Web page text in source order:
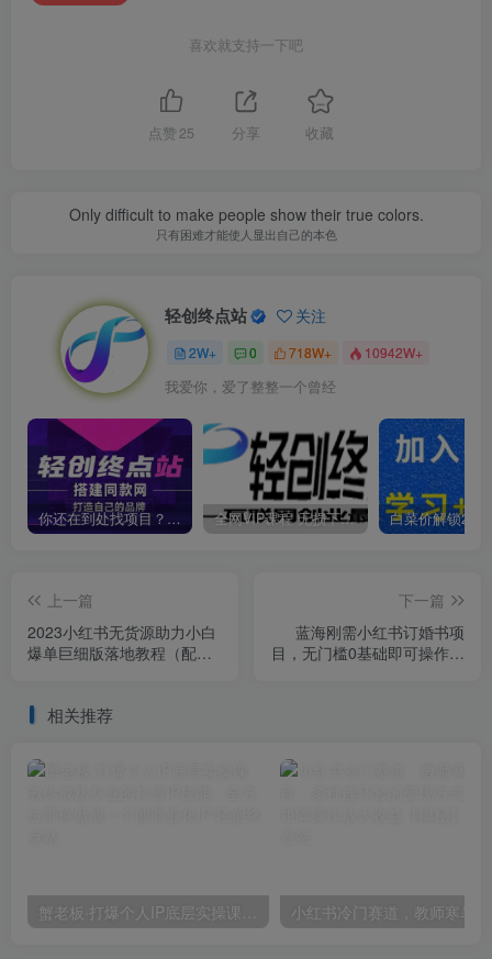
喜欢就支持一下吧
点赞 25 分享 收藏
Only difficult to make people show their true colors.
只有困难才能使人显出自己的本色
轻创终点站 关注
2W+ 0 718W+ 10942W+
我爱你，爱了整整一个曾经
你还在到处找项目？还在当韭菜？我靠卖项目一个月收入5万+，曾经我也是个失败者。 全网VIP课程 无损下载~
上一篇
2023小红书无货源助力小白
爆单巨细版落地教程（配学
下一篇
蓝海刚需小红书订婚书项
目，无门槛0基础即可操作操
相关推荐
蟹老板·打爆个人IP底层实操课，教你成熟专业的打造IP技能，全方位带你做成一个能商业化IP